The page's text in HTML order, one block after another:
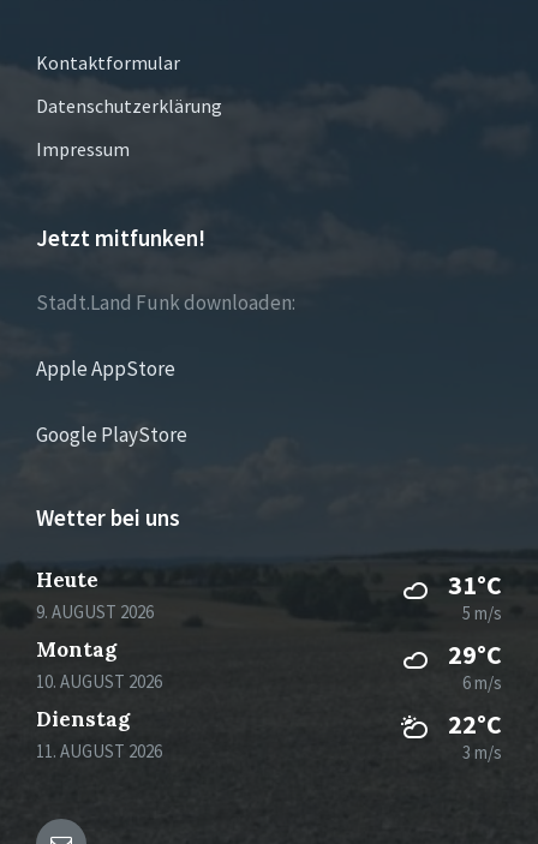
Kontaktformular
Datenschutzerklärung
Impressum
Jetzt mitfunken!
Stadt.Land Funk downloaden:
Apple AppStore
Google PlayStore
Wetter bei uns
Heute
9. AUGUST 2026
31°C
5 m/s
Montag
10. AUGUST 2026
29°C
6 m/s
Dienstag
11. AUGUST 2026
22°C
3 m/s